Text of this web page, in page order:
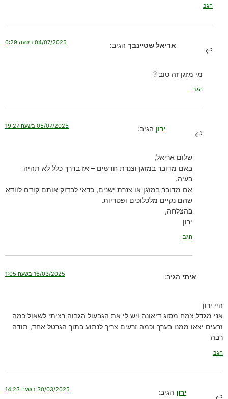
הגב
אריאל שטיינבך הגיב: 04/07/2025 בשעה 0:29
מי מזגן זה טוב ?
הגב
ירון הגיב: 05/07/2025 בשעה 19:27
שלום אריאל,
באם מדובר במזגן וצנרת חדשים – אז בדרך כלל לא תהיה
בעיה.
אם מדובר במזגן או צנרת ישנים, כדאי לבדוק אותם קודם לוודא
שהם נקיים מלכלוכים ופטריות.
בהצלחה,
ירון
הגב
איתי הגיב: 16/03/2025 בשעה 1:05
היי ירון
אני מגדל צמח מסוג דיאונה ויש לי את הגבעול הגבוה רציתי לשאול כמה
זרעים יצאו ממנו בערך וכמה זרעים צריך לנתוע בתוך הגרטל אחד, תודה
רבה
הגב
ירון הגיב: 30/03/2025 בשעה 14:23